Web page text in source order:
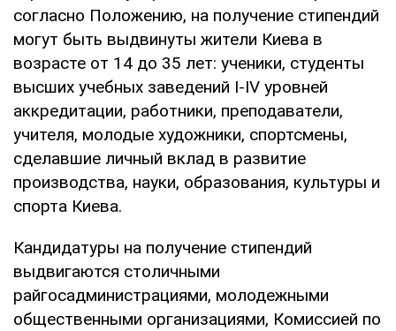
согласно Положению, на получение стипендий
могут быть выдвинуты жители Киева в
возрасте от 14 до 35 лет: ученики, студенты
высших учебных заведений I-IV уровней
аккредитации, работники, преподаватели,
учителя, молодые художники, спортсмены,
сделавшие личный вклад в развитие
производства, науки, образования, культуры и
спорта Киева.
Кандидатуры на получение стипендий
выдвигаются столичными
райгосадминистрациями, молодежными
общественными организациями, Комиссией по